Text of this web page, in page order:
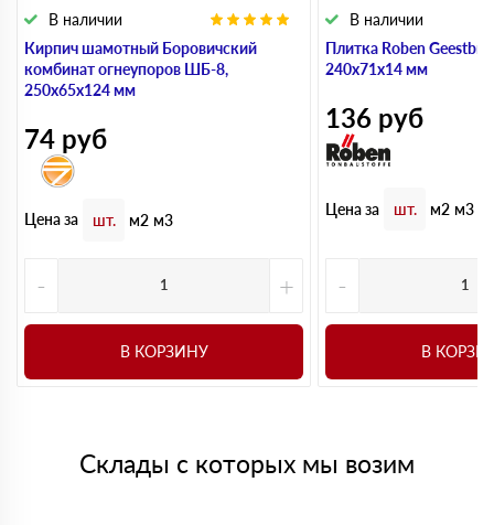
Кирпич шамотный Боровичский
комбинат огнеупоров ШБ-8,
250х65х124 мм
В наличии
74 руб
Цена за шт. м2 м3
- +
В КОРЗИНУ
Плитка Roben
240х71х14 мм
В наличии
136 руб
Цена за шт. м2 м3
-
В
Склады с которых мы возим